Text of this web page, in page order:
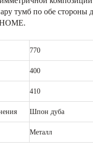
тумб по обе стороны
770
400
410
Шпон дуба
Металл